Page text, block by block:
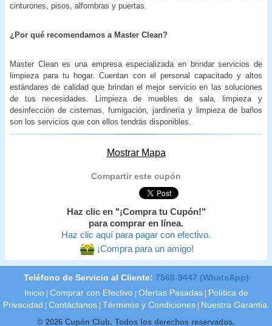
cinturones, pisos, alfombras y puertas.
¿Por qué recomendamos a Master Clean?
Master Clean es una empresa especializada en brindar servicios de
limpieza para tu hogar. Cuentan con el personal capacitado y altos
estándares de calidad que brindan el mejor servicio en las soluciones
de tus necesidades. Limpieza de muebles de sala, limpieza y
desinfección de cisternas, fumigación, jardinería y limpieza de baños
son los servicios que con ellos tendrás disponibles.
Mostrar Mapa
Compartir este cupón
Haz clic en "¡Compra tu Cupón!"
para comprar en línea.
Haz clic aquí para pagar con efectivo.
¡Compra para un amigo!
Teléfono de Servicio al Cliente: 7568-9447 (WhatsApp)
Inicio Comprar con Efectivo Ofertas Pasadas
Política de
Privacidad
Contáctanos Términos y Condiciones
Nuestra Garantia.
© 2026 Cupón Club. Todos los derechos reservados.